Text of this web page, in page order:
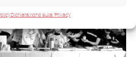
Dichiarazione sulla Privacy